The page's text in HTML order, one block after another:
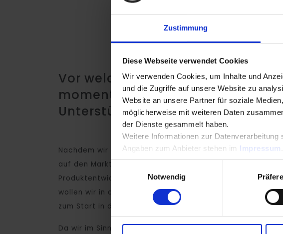
Zustimmung
Diese Webseite verwendet Cookies
Wir verwenden Cookies, um Inhalte und
und die Zugriffe auf unsere Website zu
Website an unsere Partner für soziale
möglicherweise mit weiteren Daten
der Dienste gesammelt haben.
Weitere Informationen zur Datenverarbeitung
Angaben zum Anbieter stehen im Impressum
Einwilligungsauswahl
Notwendig
Vor welcher Herausforderung
momentan, wo braucht Ihr
Unterstützung?
Nachdem wir in 2022 erfolgreich Tennis Socken und
auf den Markt gebracht haben, befinden wir uns nun in der
Produktentwicklung von in Schuhen nicht sichtbaren
wollen wir in der gleichen Bio-Qualität anbieten – und
zum Start in den Sommer.
Da wir im Sinne der engpasskonzentrierten Strategie